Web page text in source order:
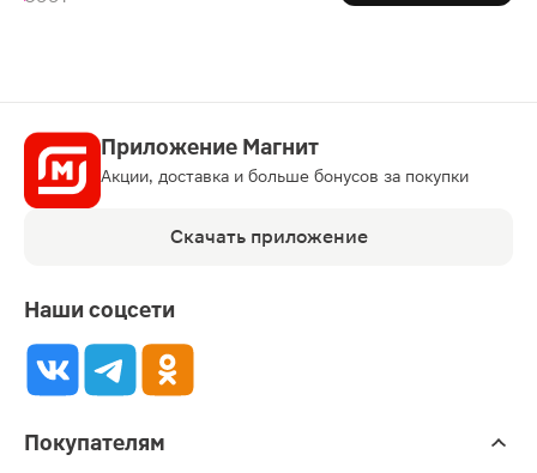
Приложение Магнит
Акции, доставка и больше бонусов за покупки
Скачать приложение
Наши соцсети
Покупателям